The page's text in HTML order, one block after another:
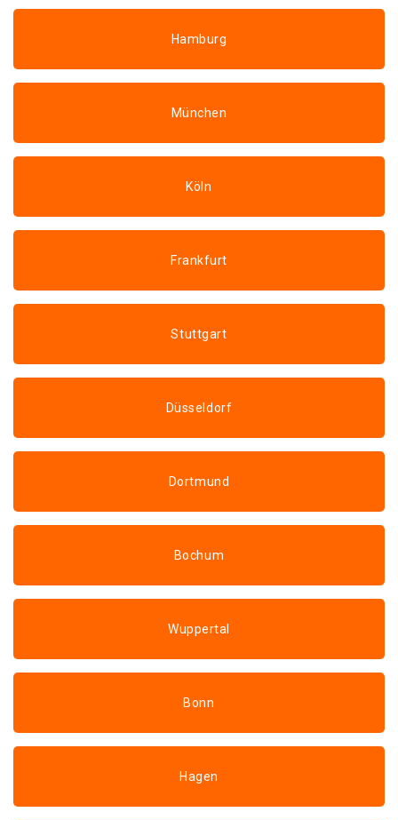
Hamburg
München
Köln
Frankfurt
Stuttgart
Düsseldorf
Dortmund
Bochum
Wuppertal
Bonn
Hagen